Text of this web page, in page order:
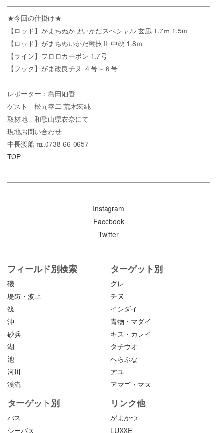
★今回の仕掛け★
【ロッド】がまちぬかせいかだスペシャル 玄凪 1.7ｍ 1.5m
【ロッド】がまちぬいかだ競技Ⅱ 中硬 1.8ｍ
【ライン】フロロカーボン 1.7号
【フック】がま改良チヌ ４号～６号
レポーター：島田細香
ゲスト：松元幸二 荒木宏純
取材地：和歌山県衣奈にて
現地お問い合わせ
中長渡船 ℡.0738-66-0657
TOP
Instagram
Facebook
Twitter
フィールド別検索
磯
堤防・波止
筏
沖
砂浜
湖
池
河川
渓流
ターゲット別
グレ
チヌ
イシダイ
青物・マダイ
キス・カレイ
タチウオ
へらぶな
アユ
アマゴ・マス
ターゲット別
バス
シーバス
リンク他
がまかつ
LUXXE